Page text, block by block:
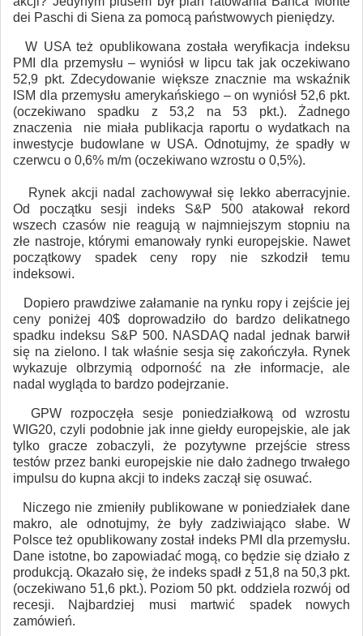
dei Paschi di Siena za pomocą państwowych pieniędzy.
W USA też opublikowana została weryfikacja indeksu
PMI dla przemysłu – wyniósł w lipcu tak jak oczekiwano
52,9 pkt. Zdecydowanie większe znacznie ma wskaźnik
ISM dla przemysłu amerykańskiego – on wyniósł 52,6 pkt.
(oczekiwano spadku z 53,2 na 53 pkt.). Żadnego
znaczenia nie miała publikacja raportu o wydatkach na
inwestycje budowlane w USA. Odnotujmy, że spadły w
czerwcu o 0,6% m/m (oczekiwano wzrostu o 0,5%).
Rynek akcji nadal zachowywał się lekko aberracyjnie.
Od początku sesji indeks S&P 500 atakował rekord
wszech czasów nie reagują w najmniejszym stopniu na
złe nastroje, którymi emanowały rynki europejskie. Nawet
początkowy spadek ceny ropy nie szkodził temu
indeksowi.
Dopiero prawdziwe załamanie na rynku ropy i zejście jej
ceny poniżej 40$ doprowadziło do bardzo delikatnego
spadku indeksu S&P 500. NASDAQ nadal jednak barwił
się na zielono. I tak właśnie sesja się zakończyła. Rynek
wykazuje olbrzymią odporność na złe informacje, ale
nadal wygląda to bardzo podejrzanie.
GPW rozpoczęła sesje poniedziałkową od wzrostu
WIG20, czyli podobnie jak inne giełdy europejskie, ale jak
tylko gracze zobaczyli, że pozytywne przejście stress
testów przez banki europejskie nie dało żadnego trwałego
impulsu do kupna akcji to indeks zaczął się osuwać.
Niczego nie zmieniły publikowane w poniedziałek dane
makro, ale odnotujmy, że były zadziwiająco słabe. W
Polsce też opublikowany został indeks PMI dla przemysłu.
Dane istotne, bo zapowiadać mogą, co będzie się działo z
produkcją. Okazało się, że indeks spadł z 51,8 na 50,3 pkt.
(oczekiwano 51,6 pkt.). Poziom 50 pkt. oddziela rozwój od
recesji. Najbardziej musi martwić spadek nowych
zamówień.